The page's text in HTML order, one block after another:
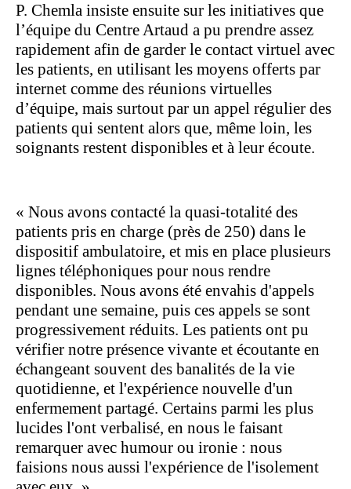
P. Chemla insiste ensuite sur les initiatives que
l’équipe du Centre Artaud a pu prendre assez
rapidement afin de garder le contact virtuel avec
les patients, en utilisant les moyens offerts par
internet comme des réunions virtuelles
d’équipe, mais surtout par un appel régulier des
patients qui sentent alors que, même loin, les
soignants restent disponibles et à leur écoute.
« Nous avons contacté la quasi-totalité des
patients pris en charge (près de 250) dans le
dispositif ambulatoire, et mis en place plusieurs
lignes téléphoniques pour nous rendre
disponibles. Nous avons été envahis d'appels
pendant une semaine, puis ces appels se sont
progressivement réduits. Les patients ont pu
vérifier notre présence vivante et écoutante en
échangeant souvent des banalités de la vie
quotidienne, et l'expérience nouvelle d'un
enfermement partagé. Certains parmi les plus
lucides l'ont verbalisé, en nous le faisant
remarquer avec humour ou ironie : nous
faisions nous aussi l'expérience de l'isolement